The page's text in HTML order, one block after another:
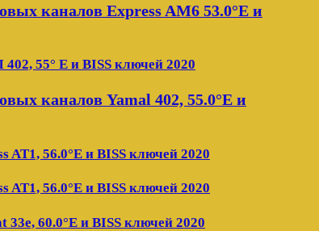
каналов Express AM6 53.0°E и
55° E и BISS ключей 2020
каналов Yamal 402, 55.0°E и
AT1, 56.0°E и BISS ключей 2020
AT1, 56.0°E и BISS ключей 2020
60.0°E и BISS ключей 2020